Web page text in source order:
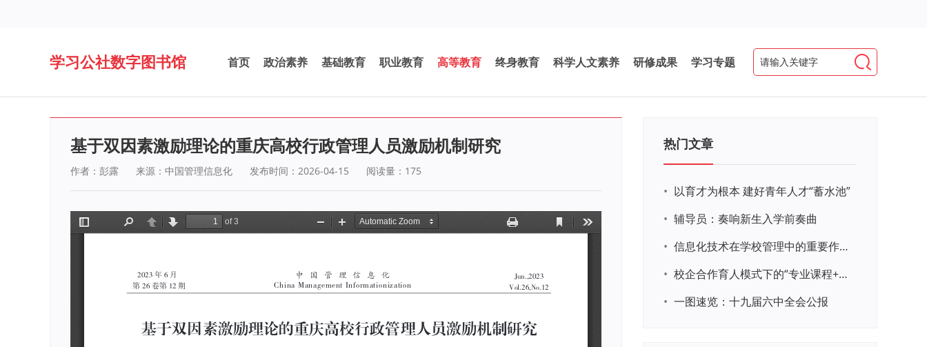
学习公社数字图书馆 首页 政治素养 基础教育 职业教育 高等教育 终身教育 科学人文素养 研修成果 学习专题
基于双因素激励理论的重庆高校行政管理人员激励机制研究
作者：彭露 来源：中国管理信息化 发布时间：2026-04-15 阅读量： 175
热门文章
• 以育才为根本 建好青年人才“蓄水池”
• 辅导员：奏响新生入学前奏曲
•
信息化技术在学校管理中的重要作用 ——以贵州省威宁民族中学和校园使用等为例
•
校企合作育人模式下的“专业课程+思政教育+党建活动”交叉融合的课程思政教学探索与实践
• 一图速览：十九届六中全会公报